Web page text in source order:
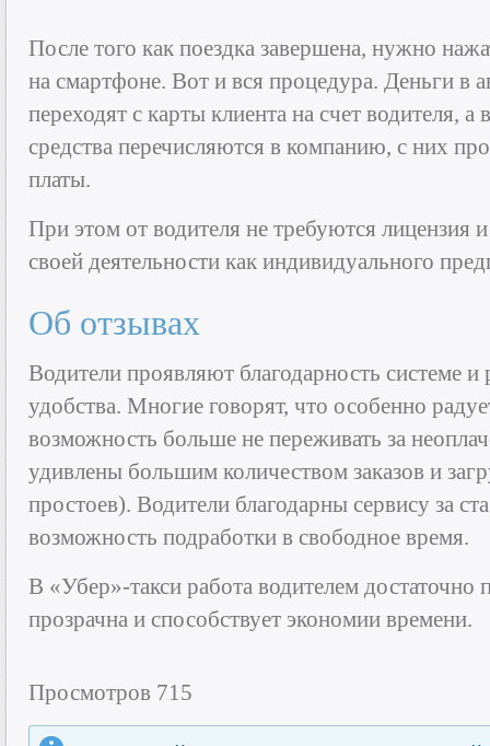
После того как поездка завершена, нужно
на смартфоне. Вот и вся процедура. Деньги в
переходят с карты клиента на счет водителя,
средства перечисляются в компанию, с них
платы.
При этом от водителя не требуются лицензия
своей деятельности как индивидуального
Об отзывах
Водители проявляют благодарность системе и
удобства. Многие говорят, что особенно
возможность больше не переживать за
удивлены большим количеством заказов и
простоев). Водители благодарны сервису за
возможность подработки в свободное время.
В «Убер»-такси работа водителем достаточно
прозрачна и способствует экономии времени.
Просмотров 715